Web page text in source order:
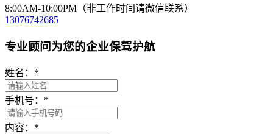
8:00AM-10:00PM（非工作时间请微信联系）
13076742685
专业顾问为您的企业保驾护航
姓名： *
手机号： *
内容： *